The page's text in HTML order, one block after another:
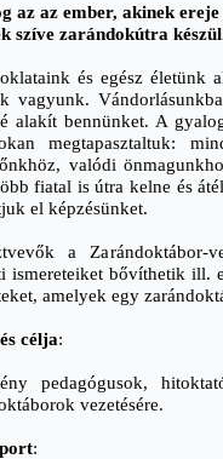
az az ember, akinek
szíve zarándokútra
és egész életünk
vagyunk.
alakít bennünket. A
megtapasztaltuk:
valódi
fiatal is útra kelne és
el képzésünket.
a Zarándoktábor-
ismereteiket bővíthetik ill.
amelyek egy
célja:
pedagógusok,
vezetésére.
: